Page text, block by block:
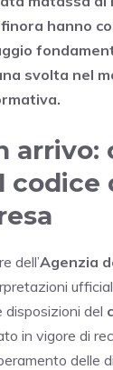
hanno
svolta nel
arrivo:
codice
dell’Agenzia
disposizioni del
in vigore di
delle